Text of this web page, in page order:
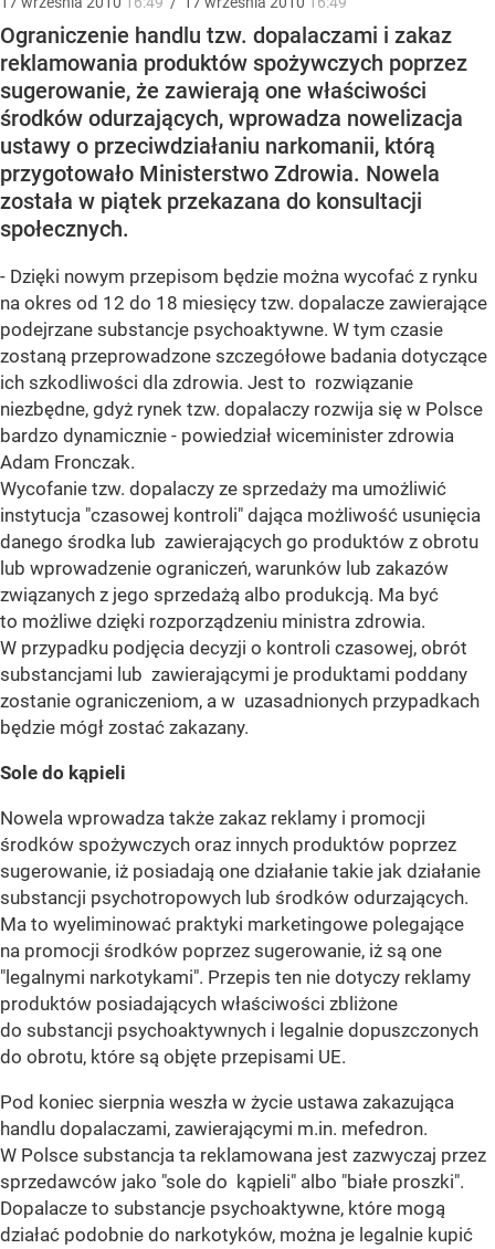
Ograniczenie handlu tzw. dopalaczami i zakaz
reklamowania produktów spożywczych poprzez
sugerowanie, że zawierają one właściwości
środków odurzających, wprowadza nowelizacja
ustawy o przeciwdziałaniu narkomanii, którą
przygotowało Ministerstwo Zdrowia. Nowela
została w piątek przekazana do konsultacji
społecznych.
- Dzięki nowym przepisom będzie można wycofać z rynku
na okres od 12 do 18 miesięcy tzw. dopalacze zawierające
podejrzane substancje psychoaktywne. W tym czasie
zostaną przeprowadzone szczegółowe badania dotyczące
ich szkodliwości dla zdrowia. Jest to rozwiązanie
niezbędne, gdyż rynek tzw. dopalaczy rozwija się w Polsce
bardzo dynamicznie - powiedział wiceminister zdrowia
Adam Fronczak.
Wycofanie tzw. dopalaczy ze sprzedaży ma umożliwić
instytucja "czasowej kontroli" dająca możliwość usunięcia
danego środka lub zawierających go produktów z obrotu
lub wprowadzenie ograniczeń, warunków lub zakazów
związanych z jego sprzedażą albo produkcją. Ma być
to możliwe dzięki rozporządzeniu ministra zdrowia.
W przypadku podjęcia decyzji o kontroli czasowej, obrót
substancjami lub zawierającymi je produktami poddany
zostanie ograniczeniom, a w uzasadnionych przypadkach
będzie mógł zostać zakazany.
Sole do kąpieli
Nowela wprowadza także zakaz reklamy i promocji
środków spożywczych oraz innych produktów poprzez
sugerowanie, iż posiadają one działanie takie jak działanie
substancji psychotropowych lub środków odurzających.
Ma to wyeliminować praktyki marketingowe polegające
na promocji środków poprzez sugerowanie, iż są one
"legalnymi narkotykami". Przepis ten nie dotyczy reklamy
produktów posiadających właściwości zbliżone
do substancji psychoaktywnych i legalnie dopuszczonych
do obrotu, które są objęte przepisami UE.
Pod koniec sierpnia weszła w życie ustawa zakazująca
handlu dopalaczami, zawierającymi m.in. mefedron.
W Polsce substancja ta reklamowana jest zazwyczaj przez
sprzedawców jako "sole do kąpieli" albo "białe proszki".
Dopalacze to substancje psychoaktywne, które mogą
działać podobnie do narkotyków, można je legalnie kupić